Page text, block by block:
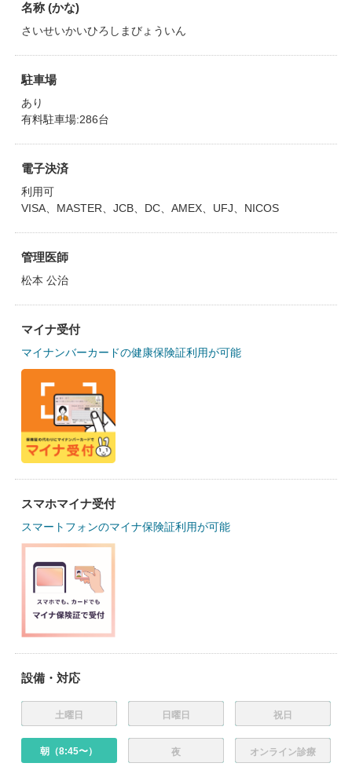
名称 (かな)
さいせいかいひろしまびょういん
駐車場
あり
有料駐車場:286台
電子決済
利用可
VISA、MASTER、JCB、DC、AMEX、UFJ、NICOS
管理医師
松本 公治
マイナ受付
マイナンバーカードの健康保険証利用が可能
スマホマイナ受付
スマートフォンのマイナ保険証利用が可能
設備・対応
土曜日 日曜日 祝日
朝（8:45〜） 夜 オンライン診療